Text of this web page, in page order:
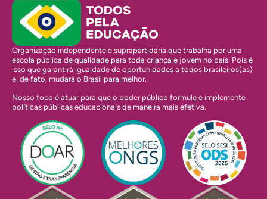
Organização independente e suprapartidária que trabalha por uma
escola pública de qualidade para toda criança e jovem no país. Pois é
isso que garantirá igualdade de oportunidades a todos brasileiros(as)
e, de fato, mudará o Brasil para melhor.
Nosso foco é atuar para que o poder público formule e implemente
políticas públicas educacionais de maneira mais efetiva.